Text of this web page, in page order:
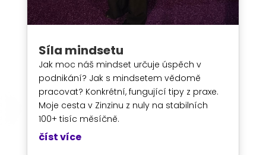
Síla mindsetu
Jak moc náš mindset určuje úspěch v
podnikání? Jak s mindsetem vědomě
pracovat? Konkrétní, fungující tipy z praxe.
Moje cesta v Zinzinu z nuly na stabilních
100+ tisíc měsíčně.
číst více